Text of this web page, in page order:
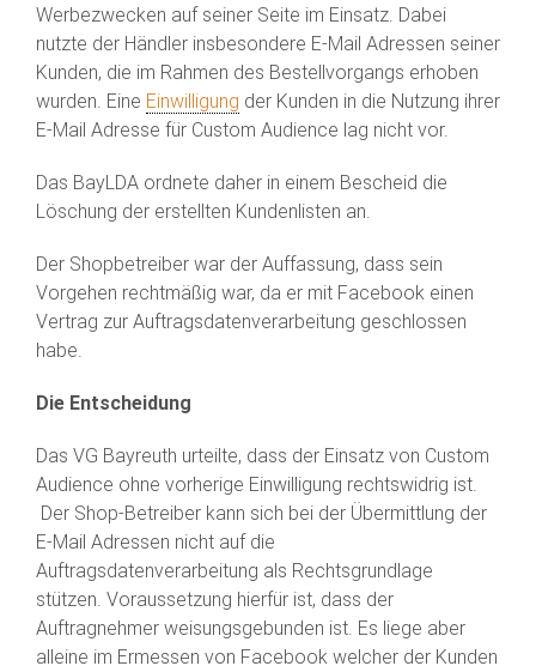
Werbezwecken auf seiner Seite im Einsatz. Dabei
nutzte der Händler insbesondere E-Mail Adressen seiner
Kunden, die im Rahmen des Bestellvorgangs erhoben
wurden. Eine Einwilligung der Kunden in die Nutzung ihrer
E-Mail Adresse für Custom Audience lag nicht vor.
Das BayLDA ordnete daher in einem Bescheid die
Löschung der erstellten Kundenlisten an.
Der Shopbetreiber war der Auffassung, dass sein
Vorgehen rechtmäßig war, da er mit Facebook einen
Vertrag zur Auftragsdatenverarbeitung geschlossen
habe.
Die Entscheidung
Das VG Bayreuth urteilte, dass der Einsatz von Custom
Audience ohne vorherige Einwilligung rechtswidrig ist.
Der Shop-Betreiber kann sich bei der Übermittlung der
E-Mail Adressen nicht auf die
Auftragsdatenverarbeitung als Rechtsgrundlage
stützen. Voraussetzung hierfür ist, dass der
Auftragnehmer weisungsgebunden ist. Es liege aber
alleine im Ermessen von Facebook welcher der Kunden